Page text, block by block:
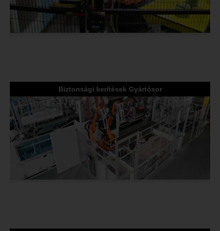
Biztonsági kerítések Gyártósor